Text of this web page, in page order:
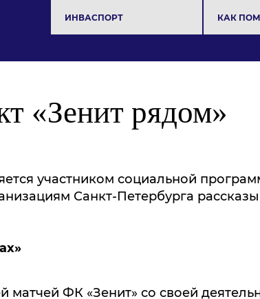
ИНВАСПОРТ КАК
«Зенит рядом»
участником социальной
Санкт-Петербурга
ФК «Зенит» со своей